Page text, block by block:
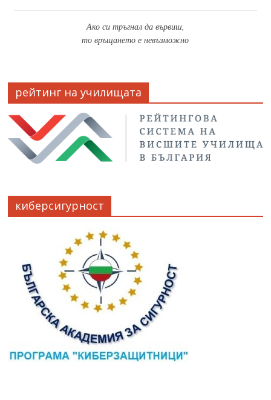
Ако си тръгнал да вървиш,
то връщането е невъзможно
рейтинг на училищата
киберсигурност